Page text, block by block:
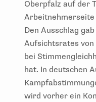
Oberpfalz auf der
Den Ausschlag
Aufsichtsrates
bei
hat. In deutschen
wird vorher ein